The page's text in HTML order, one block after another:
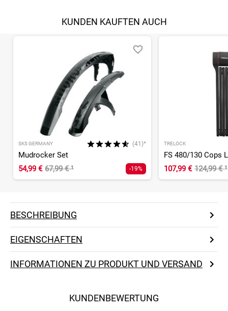
KUNDEN KAUFTEN AUCH
SKS GERMANY (41)*
Mudrocker Set
54,99 € 67,99 €¹ -19%
TRELOCK
107,99 € 124,99 €¹
BESCHREIBUNG
EIGENSCHAFTEN
INFORMATIONEN ZU PRODUKT UND VERSAND
KUNDENBEWERTUNG